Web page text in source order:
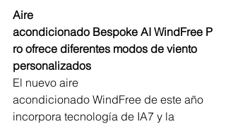
Aire
acondicionado Bespoke AI WindFree P
ro ofrece diferentes modos de viento
personalizados
El nuevo aire
acondicionado WindFree de este año
incorpora tecnología de IA7 y la